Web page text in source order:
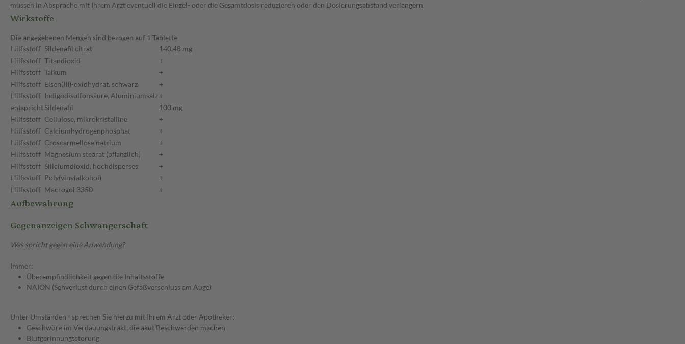
müssen in Absprache mit Ihrem Arzt eventuell die Einzel- oder die Gesamtdosis reduzieren oder den Dosierungsabstand verlängern.
Wirkstoffe
Die angegebenen Mengen sind bezogen auf 1 Tablette
Hilfsstoff Sildenafil citrat
140,48 mg
Hilfsstoff Titandioxid
+
Hilfsstoff Talkum
+
Hilfsstoff Eisen(III)-oxidhydrat, schwarz
+
Hilfsstoff Indigodisulfonsäure, Aluminiumsalz+
entsprichtSildenafil
100 mg
Hilfsstoff Cellulose, mikrokristalline
+
Hilfsstoff Calciumhydrogenphosphat
+
Hilfsstoff Croscarmellose natrium
+
Hilfsstoff Magnesium stearat (pflanzlich)
+
Hilfsstoff Siliciumdioxid, hochdisperses
+
Hilfsstoff Poly(vinylalkohol)
+
Hilfsstoff Macrogol 3350 +
Aufbewahrung
Gegenanzeigen Schwangerschaft
Was spricht gegen eine Anwendung?
Immer:
Überempfindlichkeit gegen die Inhaltsstoffe
NAION (Sehverlust durch einen Gefäßverschluss am Auge)
Unter Umständen - sprechen Sie hierzu mit Ihrem Arzt oder Apotheker:
Geschwüre im Verdauungstrakt, die akut Beschwerden machen
Blutgerinnungsstörung